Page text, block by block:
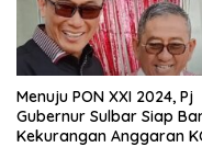
Menuju PON XXI 2024, Pj
Gubernur Sulbar Siap
Kekurangan Anggaran